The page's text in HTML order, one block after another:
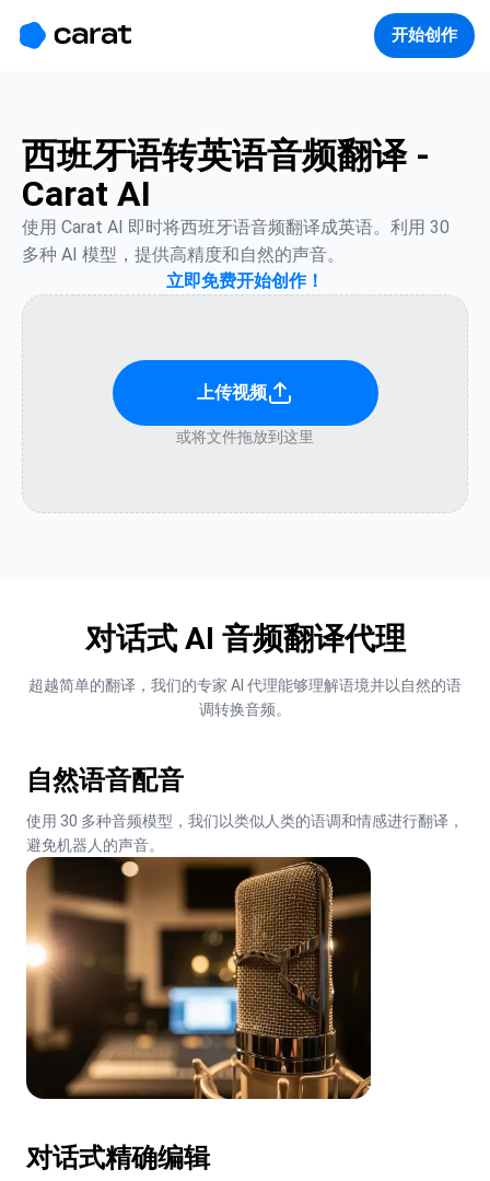
开始创作
西班牙语转英语音频翻译 -
Carat AI
使用 Carat AI 即时将西班牙语音频翻译成英语。利用 30
多种 AI 模型，提供高精度和自然的声音。
立即免费开始创作！
上传视频
或将文件拖放到这里
对话式 AI 音频翻译代理
超越简单的翻译，我们的专家 AI 代理能够理解语境并以自然的语
调转换音频。
自然语音配音
使用 30 多种音频模型，我们以类似人类的语调和情感进行翻译，
避免机器人的声音。
对话式精确编辑